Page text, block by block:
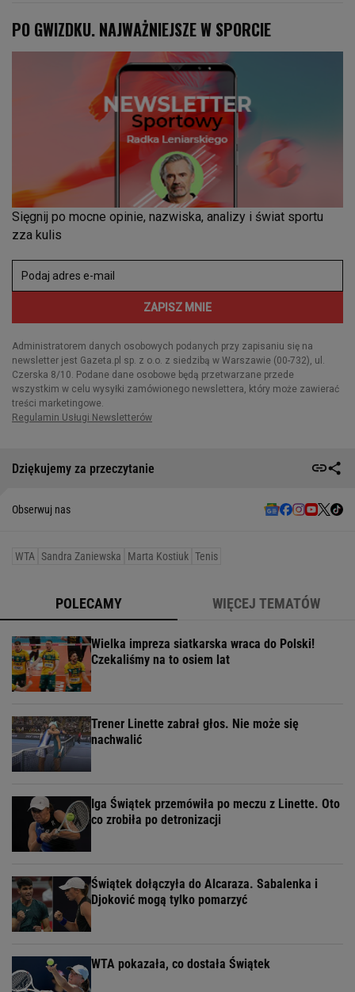
Dziękujemy za przeczytanie
Obserwuj nas
WTA Sandra Zaniewska Marta Kostiuk Tenis
POLECAMY WIĘCEJ TEMATÓW
Wielka impreza siatkarska wraca do Polski!
Czekaliśmy na to osiem lat
Trener Linette zabrał głos. Nie może się
nachwalić
Iga Świątek przemówiła po meczu z Linette. Oto
co zrobiła po detronizacji
Świątek dołączyła do Alcaraza. Sabalenka i
Djoković mogą tylko pomarzyć
WTA pokazała, co dostała Świątek